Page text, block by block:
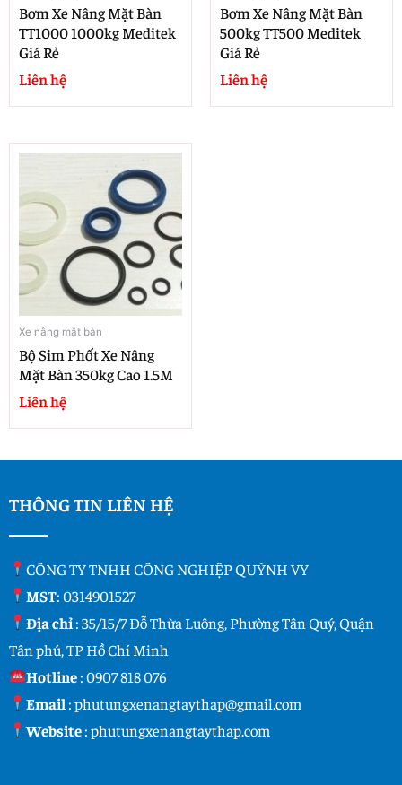
Bơm Xe Nâng Mặt Bàn
TT1000 1000kg Meditek
Giá Rẻ
Liên hệ
Bơm Xe Nâng Mặt Bàn
500kg TT500 Meditek
Giá Rẻ
Liên hệ
Xe nâng mặt bàn
Bộ Sim Phốt Xe Nâng
Mặt Bàn 350kg Cao 1.5M
Liên hệ
THÔNG TIN LIÊN HỆ
CÔNG TY TNHH CÔNG NGHIỆP QUỲNH VY
MST: 0314901527
Địa chỉ: 35/15/7 Đỗ Thừa Luông, Phường Tân Quý, Quận
Tân phú, TP Hồ Chí Minh
Hotline:0907 818 076
Email :phutungxenangtaythap@gmail.com
Website:phutungxenangtaythap.com